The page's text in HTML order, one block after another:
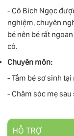
- Cô Bích Ngọc
nghiệm, chuyên
bé nên bé rất
cô.
Chuyên môn:
- Tắm bé sơ sinh tại
- Chăm sóc mẹ sau
HỖ TRỢ